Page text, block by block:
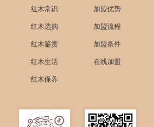
红木常识
红木选购
红木鉴赏
红木生活
红木保养
加盟优势
加盟流程
加盟条件
在线加盟